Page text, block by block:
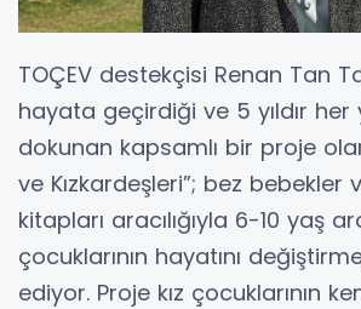
TOÇEV destekçisi Renan Tan
hayata geçirdiği ve 5 yıldır her
dokunan kapsamlı bir proje
ve Kızkardeşleri”; bez bebekler
kitapları aracılığıyla 6-10 yaş
çocuklarının hayatını
ediyor. Proje kız çocuklarının